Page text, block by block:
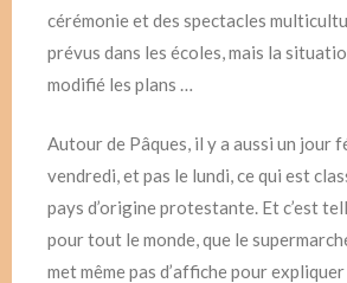
cérémonie et des spectacles
prévus dans les écoles, mais la
modifié les plans …
Autour de Pâques, il y a aussi un jour
vendredi, et pas le lundi, ce qui est
pays d’origine protestante. Et c’est
pour tout le monde, que le
met même pas d’affiche pour